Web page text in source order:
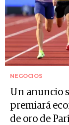
NEGOCIOS
Un anuncio
premiará
de oro de